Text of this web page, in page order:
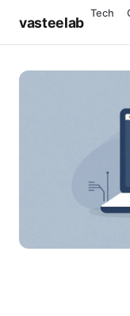
vasteelab
Tech